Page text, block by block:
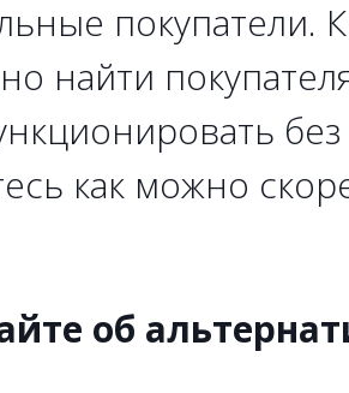
покупатели.
найти
без
как можно
об